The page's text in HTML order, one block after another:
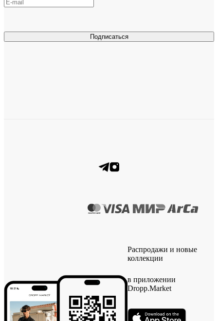
Подписаться
Распродажи и новые
коллекции
в приложении
Dropp.Market